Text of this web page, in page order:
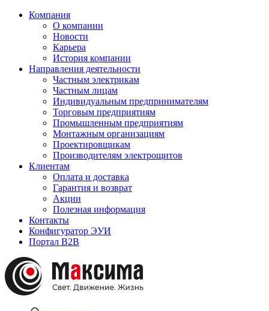
Компания
О компании
Новости
Карьера
История компании
Направления деятельности
Частным электрикам
Частным лицам
Индивидуальным предпринимателям
Торговым предприятиям
Промышленным предприятиям
Монтажным организациям
Проектировщикам
Производителям электрощитов
Клиентам
Оплата и доставка
Гарантия и возврат
Акции
Полезная информация
Контакты
Конфигуратор ЭУИ
Портал B2B